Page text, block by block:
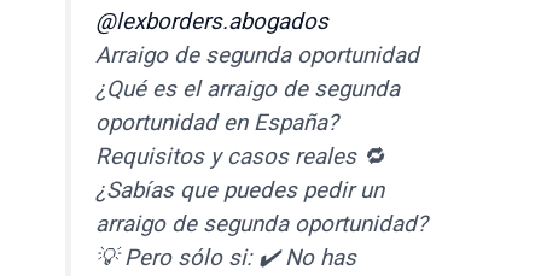
@lexborders.abogados
Arraigo de segunda oportunidad
¿Qué es el arraigo de segunda
oportunidad en España?
Requisitos y casos reales 🔁
¿Sabías que puedes pedir un
arraigo de segunda oportunidad?
💡 Pero sólo si: ✔️ No has